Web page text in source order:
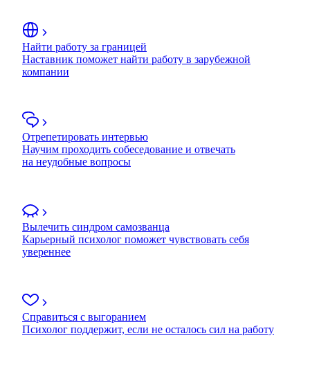
Найти работу за границей
Наставник поможет найти работу в зарубежной
компании
Отрепетировать интервью
Научим проходить собеседование и отвечать
на неудобные вопросы
Вылечить синдром самозванца
Карьерный психолог поможет чувствовать себя
увереннее
Справиться с выгоранием
Психолог поддержит, если не осталось сил на работу